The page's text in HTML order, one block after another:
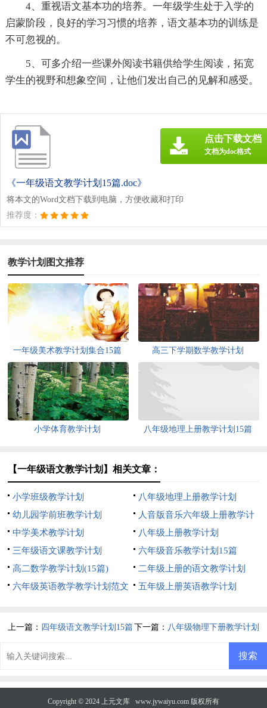
4、重视语文基本功的培养。一年级学生处于入学的
启蒙阶段，良好的学习习惯的培养，语文基本功的训练是
不可忽视的。
5、可多介绍一些课外阅读书籍供给学生阅读，拓宽
学生的视野和想象空间，让他们发出自己的见解和感受。
《一年级语文教学计划15篇.doc》
将本文的Word文档下载到电脑，方便收藏和打印
推荐度：
点击下载文档
文档为doc格式
教学计划图文推荐
一年级美术教学计划集合15篇 高三下学期数学教学计划
小学体育教学计划 八年级地理上册教学计划15篇
【一年级语文教学计划】相关文章：
小学班级教学计划
八年级地理上册教学计划
幼儿园学前班教学计划
人音版音乐六年级上册教学计
划
中学美术教学计划
八年级上册教学计划
三年级语文课教学计划
六年级音乐教学计划15篇
高二数学教学计划(15篇)
二年级上册的语文教学计划
六年级英语教学教学计划范文
五年级上册英语教学计划
上一篇： 四年级语文教学计划15篇下一篇： 八年级物理下册教学计划
Copyright © 2024 上元文库 www.jywaiyu.com 版权所有